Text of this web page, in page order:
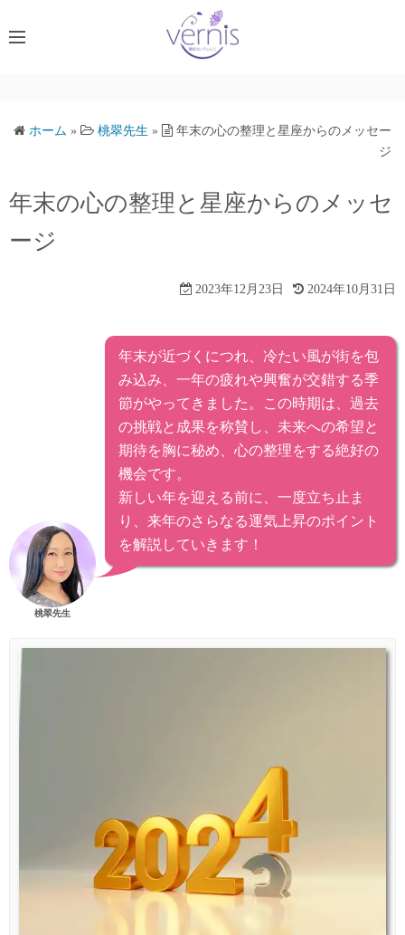
ン
へ
ッ
ホーム » 桃翠先生 »
年末の心の整理と星座からのメッセー
ジ
年末の心の整理と星座からのメッセ
ージ
2023年12月23日 2024年10月31日
桃翠先生
年末が近づくにつれ、冷たい風が街を包
み込み、一年の疲れや興奮が交錯する季
節がやってきました。この時期は、過去
の挑戦と成果を称賛し、未来への希望と
期待を胸に秘め、心の整理をする絶好の
機会です。
新しい年を迎える前に、一度立ち止ま
り、来年のさらなる運気上昇のポイント
を解説していきます！